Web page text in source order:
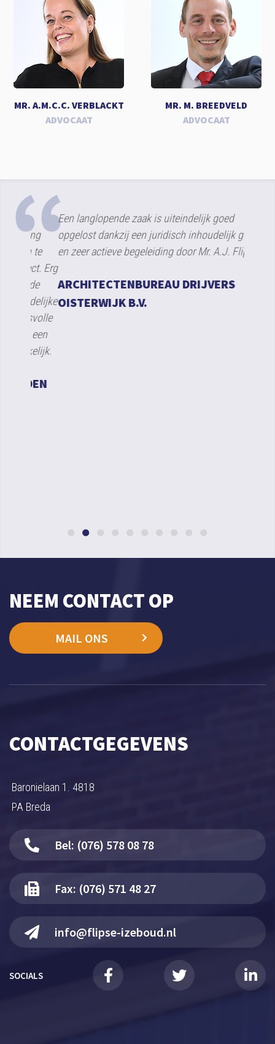
MR. A.M.C.C. VERBLACKT
ADVOCAAT
MR. M. BREEDVELD
ADVOCAAT
Een langlopende zaak is uiteindelijk goed
opgelost dankzij een juridisch inhoudelijk goede
en zeer actieve begeleiding door Mr. A.J. Flipse.
ARCHITECTENBUREAU DRIJVERS
OISTERWIJK B.V.
NEEM CONTACT OP
MAIL ONS
CONTACTGEGEVENS
Baronielaan 1. 4818
PA Breda
Bel: (076) 578 08 78
Fax: (076) 571 48 27
info@flipse-izeboud.nl
SOCIALS